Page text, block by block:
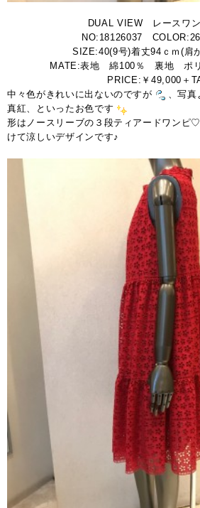
DUAL VIEW レースワ
NO:18126037
SIZE:40(9号)着丈94ｃｍ(肩
MATE:表地 綿100％ 裏地 ポリ
PRICE:￥49,000＋
中々色がきれいに出ないのですが
、写真
真紅、といったお色です
形はノースリーブの３段ティアードワンピ
けて涼しいデザインです♪